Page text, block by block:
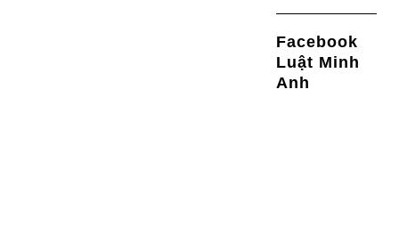
Facebook
Luật Minh
Anh